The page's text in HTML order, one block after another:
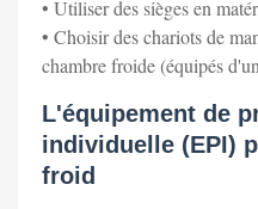
• Utiliser des sièges en
• Choisir des chariots de
chambre froide (équipés
L'équipement de
individuelle (EPI)
froid